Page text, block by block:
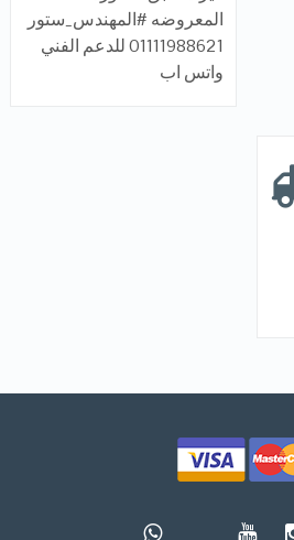
المعروضه #المهندس_ستور
01111988621 للدعم الفني
واتس اب